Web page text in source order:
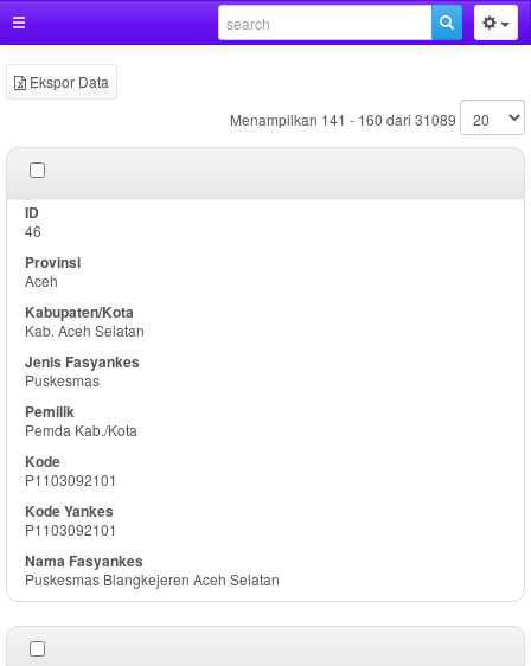
Ekspor Data
Menampilkan 141 - 160 dari 31089
46
Aceh
Kab. Aceh Selatan
Puskesmas
Pemda Kab./Kota
P1103092101
P1103092101
Puskesmas Blangkejeren Aceh Selatan